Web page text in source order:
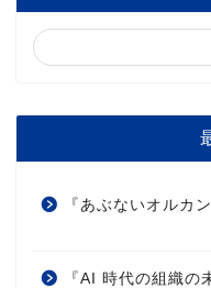
『あぶないオルカン
『AI 時代の組織の